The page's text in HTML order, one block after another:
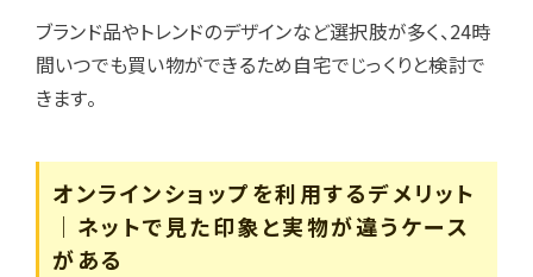
ブランド品やトレンドのデザインなど選択肢が多く、24時
間いつでも買い物ができるため自宅でじっくりと検討で
きます。
オンラインショップを利用するデメリット
｜ネットで見た印象と実物が違うケース
がある